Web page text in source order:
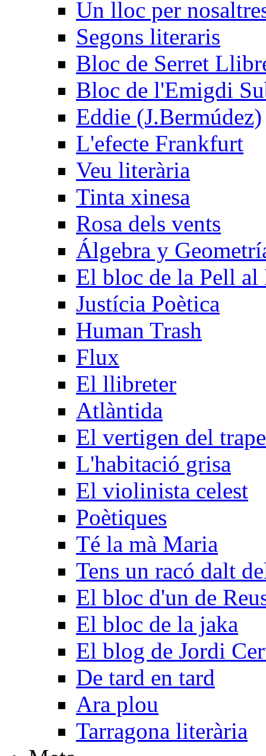
Un lloc per
Segons literaris
Bloc de Serret
Bloc de l'Emigdi
Eddie (J.Bermúdez)
L'efecte Frankfurt
Veu literària
Tinta xinesa
Rosa dels vents
Álgebra y
El bloc de la Pell
Justícia Poètica
Human Trash
Flux
El llibreter
Atlàntida
El vertigen del
L'habitació grisa
El violinista celest
Poètiques
Té la mà Maria
Tens un racó dalt
El bloc d'un de
El bloc de la jaka
El blog de Jordi
De tard en tard
Ara plou
Tarragona literària